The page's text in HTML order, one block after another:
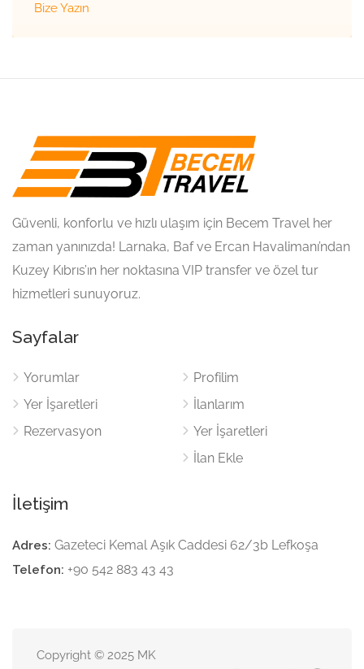
Bize Yazın
Güvenli, konforlu ve hızlı ulaşım için Becem Travel her
zaman yanınızda! Larnaka, Baf ve Ercan Havalimanı’ndan
Kuzey Kıbrıs’ın her noktasına VIP transfer ve özel tur
hizmetleri sunuyoruz.
Sayfalar
Yorumlar
Yer İşaretleri
Rezervasyon
Profilim
İlanlarım
Yer İşaretleri
İlan Ekle
İletişim
Adres: Gazeteci Kemal Aşık Caddesi 62/3b Lefkoşa
Telefon: +90 542 883 43 43
Copyright © 2025 MK